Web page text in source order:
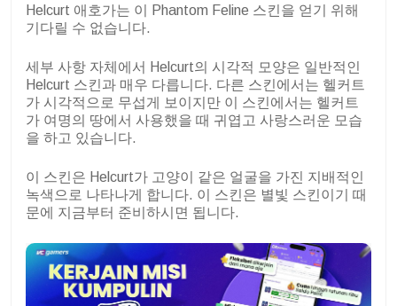
Helcurt 애호가는 이 Phantom Feline 스킨을 얻기 위해
기다릴 수 없습니다.
세부 사항 자체에서 Helcurt의 시각적 모양은 일반적인
Helcurt 스킨과 매우 다릅니다. 다른 스킨에서는 헬커트
가 시각적으로 무섭게 보이지만 이 스킨에서는 헬커트
가 여명의 땅에서 사용했을 때 귀엽고 사랑스러운 모습
을 하고 있습니다.
이 스킨은 Helcurt가 고양이 같은 얼굴을 가진 지배적인
녹색으로 나타나게 합니다. 이 스킨은 별빛 스킨이기 때
문에 지금부터 준비하시면 됩니다.